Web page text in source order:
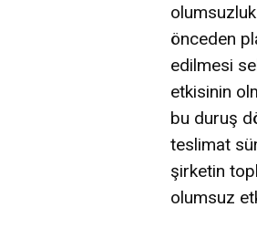
olumsuzluk
önceden
edilmesi
etkisinin
bu duruş
teslimat
şirketin
olumsuz